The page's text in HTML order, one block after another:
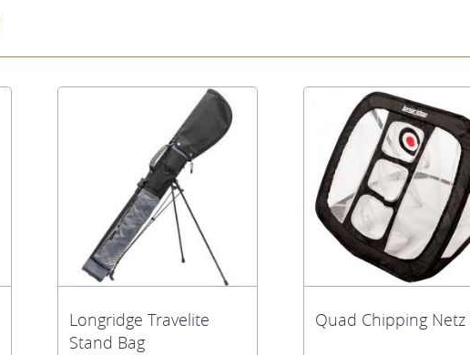
Longridge Travelite
Stand Bag
Quad Chipping Netz